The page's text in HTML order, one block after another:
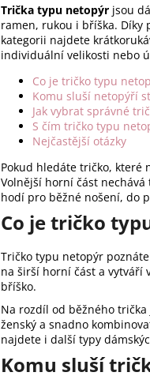
Trička typu netopýr jsou
ramen, rukou i bříška.
kategorii najdete
individuální velikosti nebo
Co je tričko typu
Komu sluší netopýří
Jak vybrat správné
S čím tričko typu
Nejčastější otázky
Pokud hledáte tričko, které
Volnější horní část
hodí pro běžné nošení, do
Co je tričko
Tričko typu netopýr
na širší horní část a vytváří
bříško.
Na rozdíl od běžného
ženský a snadno
najdete i další typy
Komu sluší